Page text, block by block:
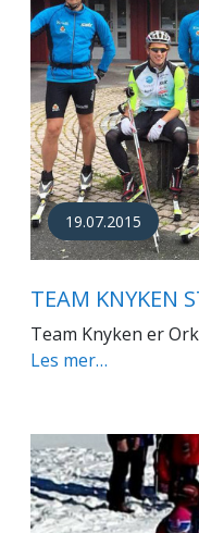
19.07.2015
TEAM KNYKEN
Team Knyken er
Les mer…